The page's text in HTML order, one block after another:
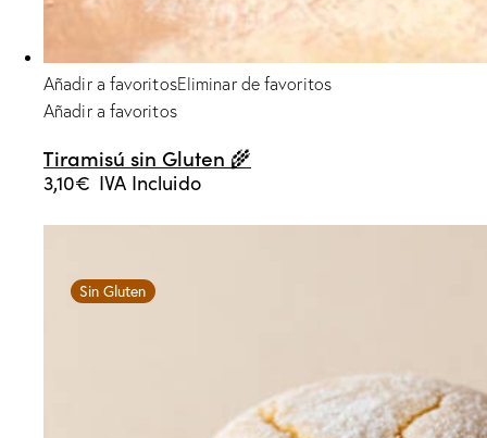
Añadir a favoritosEliminar de favoritos
Añadir a favoritos
Tiramisú sin Gluten 🌾
3,10€ IVA Incluido
Sin Gluten